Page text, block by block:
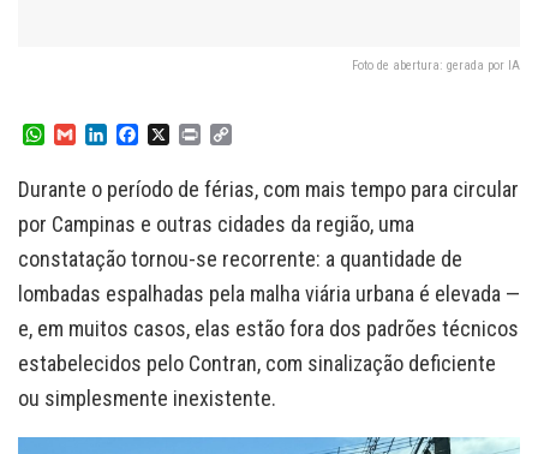
Foto de abertura: gerada por IA
W
t
s
p
p
i
l
k
e
I
n
c
e
b
o
k
n
t
p
y
L
n
k
Durante o período de férias, com mais tempo para circular
por Campinas e outras cidades da região, uma
constatação tornou-se recorrente: a quantidade de
lombadas espalhadas pela malha viária urbana é elevada —
e, em muitos casos, elas estão fora dos padrões técnicos
estabelecidos pelo Contran, com sinalização deficiente
ou simplesmente inexistente.